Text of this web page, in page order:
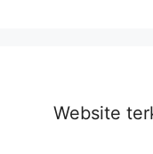
Website